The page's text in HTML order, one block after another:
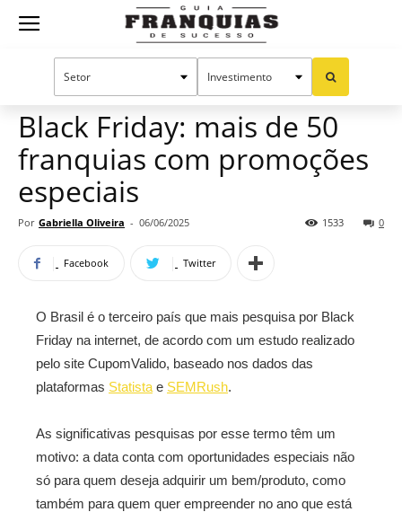
Guia
Oportunidades e tendências
Black Friday: mais de 50
franquias com promoções
especiais
Por Gabriella Oliveira - 06/06/2025 0
1533
Facebook Twitter
O Brasil é o terceiro país que mais pesquisa por Black
Friday na internet, de acordo com um estudo realizado
pelo site CupomValido, baseado nos dados das
plataformas Statista e SEMRush.
As significativas pesquisas por esse termo têm um
motivo: a data conta com oportunidades especiais não
só para quem deseja adquirir um bem/produto, como
também para quem quer empreender no ano que está